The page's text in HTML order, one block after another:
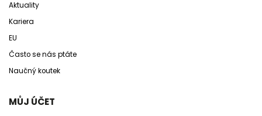
Aktuality
Kariera
EU
Často se nás ptáte
Naučný koutek
MŮJ ÚČET